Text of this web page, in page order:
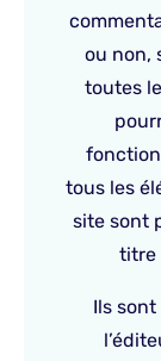
ou non,
toutes
tous les
site sont
titre
Ils